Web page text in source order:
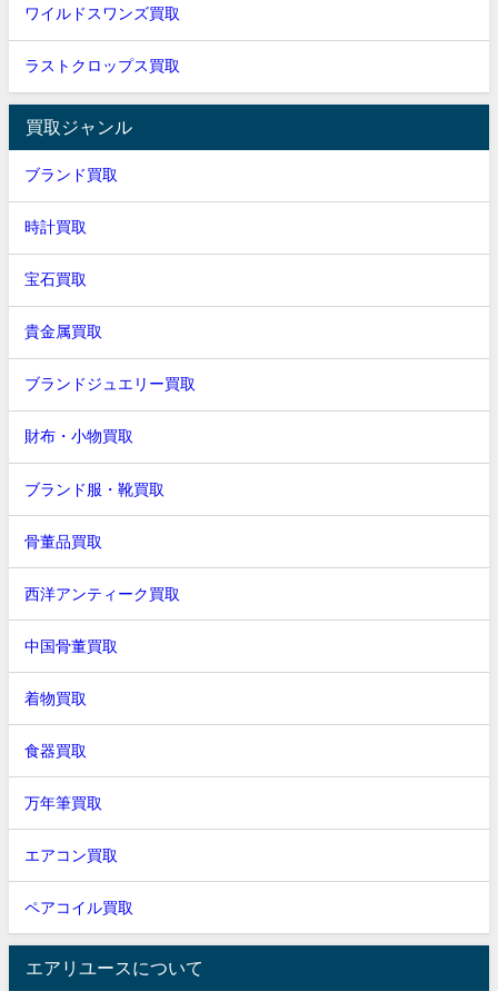
ワイルドスワンズ買取
ラストクロップス買取
買取ジャンル
ブランド買取
時計買取
宝石買取
貴金属買取
ブランドジュエリー買取
財布・小物買取
ブランド服・靴買取
骨董品買取
西洋アンティーク買取
中国骨董買取
着物買取
食器買取
万年筆買取
エアコン買取
ペアコイル買取
エアリユースについて